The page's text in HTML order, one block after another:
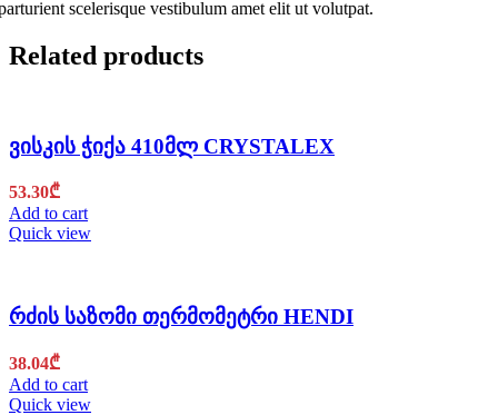
scelerisque vestibulum amet elit ut volutpat.
Related products
ვისკის ჭიქა 410მლ CRYSTALEX
53.30₾
Add to cart
Quick view
რძის საზომი თერმომეტრი HENDI
38.04₾
Add to cart
Quick view